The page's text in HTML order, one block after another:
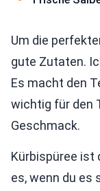
Um die
gute Zutaten.
Es macht den
wichtig für den
Geschmack.
Kürbispüree ist
es, wenn du